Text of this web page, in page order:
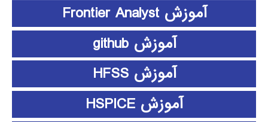
آموزش Frontier Analyst
آموزش github
آموزش HFSS
آموزش HSPICE